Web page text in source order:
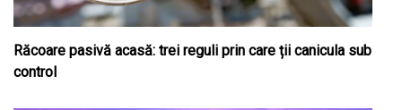
Răcoare pasivă acasă: trei reguli prin care ții canicula sub
control